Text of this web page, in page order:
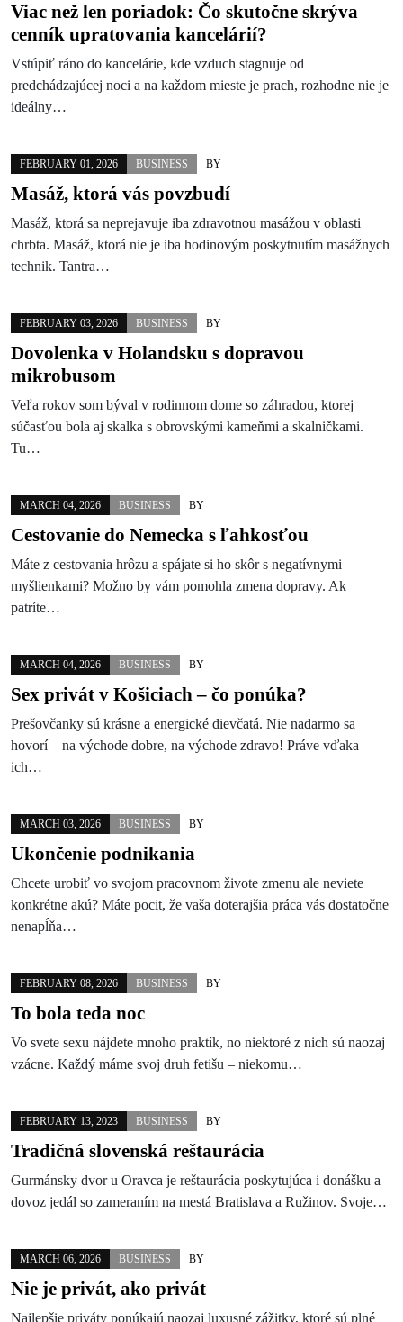
Viac než len poriadok: Čo skutočne skrýva
cenník upratovania kancelárií?
Vstúpiť ráno do kancelárie, kde vzduch stagnuje od
predchádzajúcej noci a na každom mieste je prach, rozhodne nie je
ideálny…
FEBRUARY 01, 2026 BUSINESS BY
Masáž, ktorá vás povzbudí
Masáž, ktorá sa neprejavuje iba zdravotnou masážou v oblasti
chrbta. Masáž, ktorá nie je iba hodinovým poskytnutím masážnych
technik. Tantra…
FEBRUARY 03, 2026 BUSINESS BY
Dovolenka v Holandsku s dopravou
mikrobusom
Veľa rokov som býval v rodinnom dome so záhradou, ktorej
súčasťou bola aj skalka s obrovskými kameňmi a skalničkami.
Tu…
MARCH 04, 2026 BUSINESS BY
Cestovanie do Nemecka s ľahkosťou
Máte z cestovania hrôzu a spájate si ho skôr s negatívnymi
myšlienkami? Možno by vám pomohla zmena dopravy. Ak
patríte…
MARCH 04, 2026 BUSINESS BY
Sex privát v Košiciach – čo ponúka?
Prešovčanky sú krásne a energické dievčatá. Nie nadarmo sa
hovorí – na východe dobre, na východe zdravo! Práve vďaka
ich…
MARCH 03, 2026 BUSINESS BY
Ukončenie podnikania
Chcete urobiť vo svojom pracovnom živote zmenu ale neviete
konkrétne akú? Máte pocit, že vaša doterajšia práca vás dostatočne
nenapĺňa…
FEBRUARY 08, 2026 BUSINESS BY
To bola teda noc
Vo svete sexu nájdete mnoho praktík, no niektoré z nich sú naozaj
vzácne. Každý máme svoj druh fetišu – niekomu…
FEBRUARY 13, 2023 BUSINESS BY
Tradičná slovenská reštaurácia
Gurmánsky dvor u Oravca je reštaurácia poskytujúca i donášku a
dovoz jedál so zameraním na mestá Bratislava a Ružinov. Svoje…
MARCH 06, 2026 BUSINESS BY
Nie je privát, ako privát
Najlepšie priváty ponúkajú naozaj luxusné zážitky, ktoré sú plné